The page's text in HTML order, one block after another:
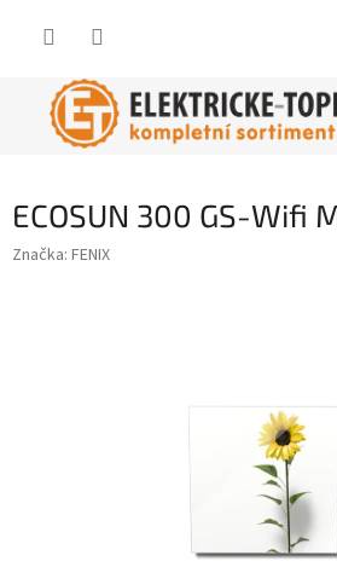
ECOSUN 300 GS-Wifi
Značka: FENIX